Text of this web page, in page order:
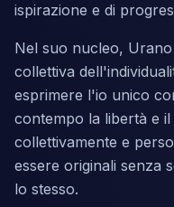
ispirazione e di
Nel suo nucleo,
collettiva
esprimere l'io unico
contempo la libertà e
collettivamente e
essere originali senza
lo stesso.